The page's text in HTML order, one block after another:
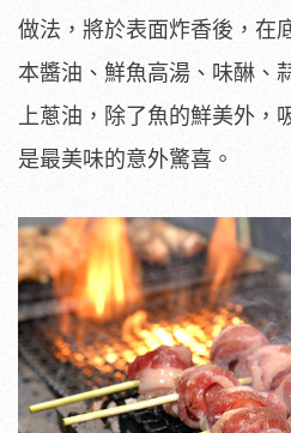
做法，將於表面炸香後，在
本醬油、鮮魚高湯、味醂、
上蔥油，除了魚的鮮美外
是最美味的意外驚喜。